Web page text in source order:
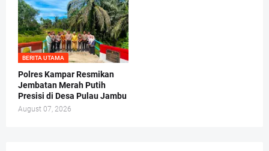
BERITA UTAMA
Polres Kampar Resmikan
Jembatan Merah Putih
Presisi di Desa Pulau Jambu
August 07, 2026